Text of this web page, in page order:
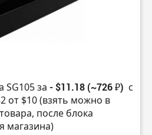
SG105 за - $11.18 (~726 ₽) с
от $10 (взять можно в
после блока
магазина)